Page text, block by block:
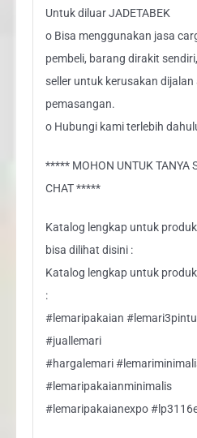
Untuk diluar JADETABEK
o Bisa menggunakan jasa
pembeli, barang dirakit
seller untuk kerusakan
pemasangan.
o Hubungi kami terlebih
***** MOHON UNTUK TANYA
CHAT *****
Katalog lengkap untuk
bisa dilihat disini :
Katalog lengkap untuk
:
#lemaripakaian
#juallemari
#hargalemari
#lemaripakaianminimalis
#lemaripakaianexpo